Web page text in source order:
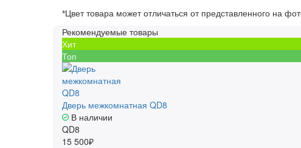
*Цвет товара может отличаться от представленного на
Рекомендуемые товары
Хит
Топ
Дверь межкомнатная QD8
В наличии
QD8
15 500₽